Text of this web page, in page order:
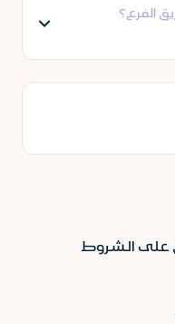
الفرع؟
على الشروط